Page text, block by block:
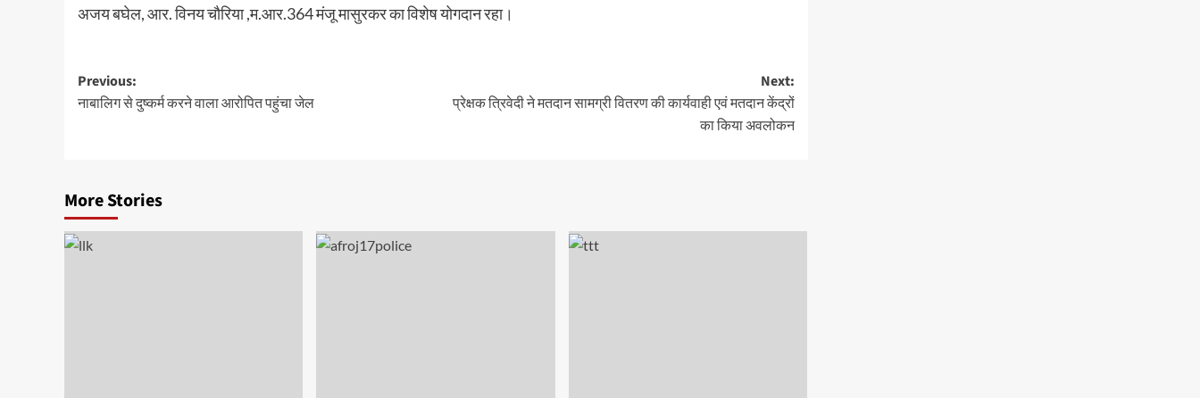
अजय बघेल, आर. विनय चौरिया ,म.आर.364 मंजू मासुरकर का विशेष योगदान रहा।
Post
navigation
Previous:
नाबालिग से दुष्कर्म करने वाला आरोपित पहुंचा जेल
Next:
प्रेक्षक त्रिवेदी ने मतदान सामग्री वितरण की कार्यवाही एवं मतदान केंद्रों
का किया अवलोकन
More Stories